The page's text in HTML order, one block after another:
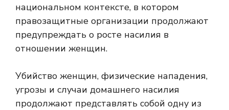
национальном контексте, в котором
правозащитные организации продолжают
предупреждать о росте насилия в
отношении женщин.
Убийство женщин, физические нападения,
угрозы и случаи домашнего насилия
продолжают представлять собой одну из